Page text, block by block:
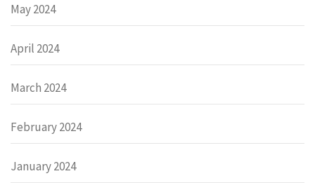
May 2024
April 2024
March 2024
February 2024
January 2024